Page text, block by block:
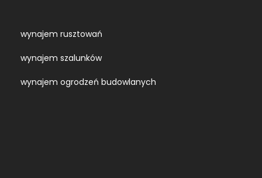
wynajem rusztowań
wynajem szalunków
wynajem ogrodzeń budowlanych